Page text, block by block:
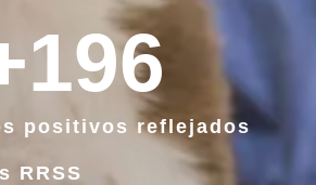
positivos reflejados
RRSS
196